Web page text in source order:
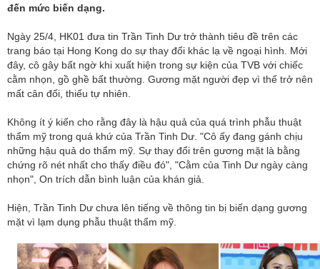
đến mức biến dạng.
Ngày 25/4, HK01 đưa tin Trần Tinh Dư trở thành tiêu đề trên các
trang báo tại Hong Kong do sự thay đổi khác lạ về ngoại hình. Mới
đây, cô gây bất ngờ khi xuất hiện trong sự kiện của TVB với chiếc
cằm nhọn, gồ ghề bất thường. Gương mặt người đẹp vì thế trở nên
mất cân đối, thiếu tự nhiên.
Không ít ý kiến cho rằng đây là hậu quả của quá trình phẫu thuật
thẩm mỹ trong quá khứ của Trần Tinh Dư. "Cô ấy đang gánh chịu
những hậu quả do thẩm mỹ. Sự thay đổi trên gương mặt là bằng
chứng rõ nét nhất cho thấy điều đó", "Cằm của Tinh Dư ngày càng
nhọn", On trích dẫn bình luận của khán giả.
Hiện, Trần Tinh Dư chưa lên tiếng về thông tin bị biến dạng gương
mặt vì lạm dụng phẫu thuật thẩm mỹ.